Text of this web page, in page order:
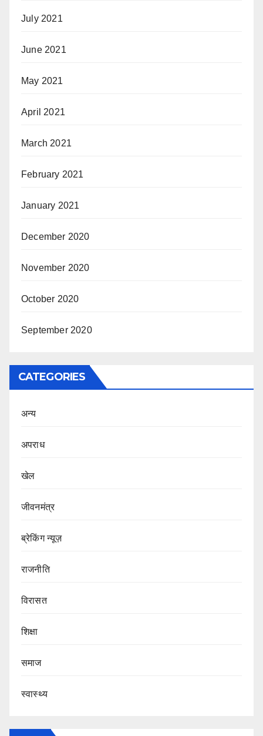
July 2021
June 2021
May 2021
April 2021
March 2021
February 2021
January 2021
December 2020
November 2020
October 2020
September 2020
CATEGORIES
अन्य
अपराध
खेल
जीवनमंत्र
ब्रेकिंग न्यूज़
राजनीति
‍‍विरासत
शिक्षा
समाज
स्वास्थ्य